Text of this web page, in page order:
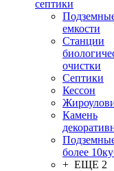
септики
емкости
Станции
очистки
Септики
Кессон
Камень
более
+ ЕЩЕ 2